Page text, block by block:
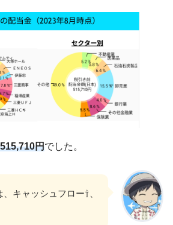
515,710円でした。
キャッシュフロー⇧、